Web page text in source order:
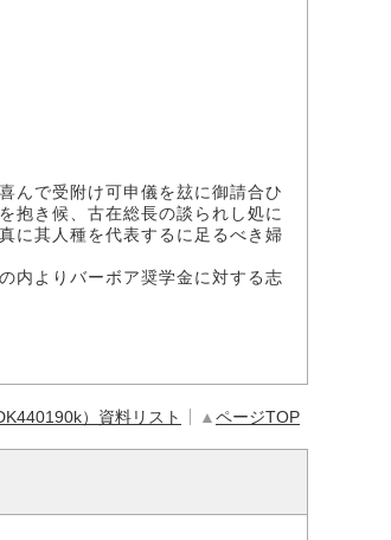
んで受附け可申儀を玆に御請合ひ
抱き候、古在総長の談られし処に
に其人種を代表するに足るべき婦
内よりバーボア奨学金に対する志
）資料リスト ▲ページTOP